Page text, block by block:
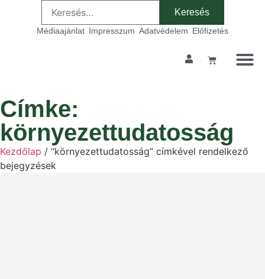
Médiaajánlat Impresszum Adatvédelem Előfizetés
Címke:
környezettudatosság
Kezdőlap / “környezettudatosság” címkével rendelkező
bejegyzések